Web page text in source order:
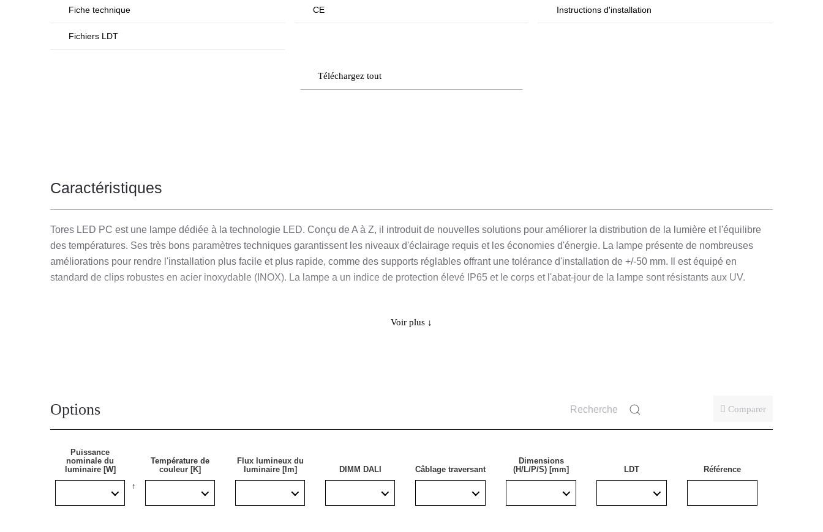
Fiche technique CE Instructions d'installation
Fichiers LDT
Téléchargez tout
Caractéristiques
Tores LED PC est une lampe dédiée à la technologie LED. Conçu de A à Z, il introduit de nouvelles solutions pour améliorer la distribution de la lumière et l'équilibre
des températures. Ses très bons paramètres techniques garantissent les niveaux d'éclairage requis et les économies d'énergie. La lampe présente de nombreuses
améliorations pour rendre l'installation plus facile et plus rapide, comme des supports réglables offrant une tolérance d'installation de +/-50 mm. Il est équipé en
standard de clips robustes en acier inoxydable (INOX). La lampe a un indice de protection élevé IP65 et le corps et l'abat-jour de la lampe sont résistants aux UV.
fluorescents traditionnels par des solutions LED à haut rendement énergétique.
Voir plus ↓
Options Comparer
Puissance
nominale du
luminaire [W]
Température de
couleur [K]
Flux lumineux du
luminaire [lm]
DIMM DALI Câblage traversant
Dimensions
(H/L/P/S) [mm]
LDT Référence